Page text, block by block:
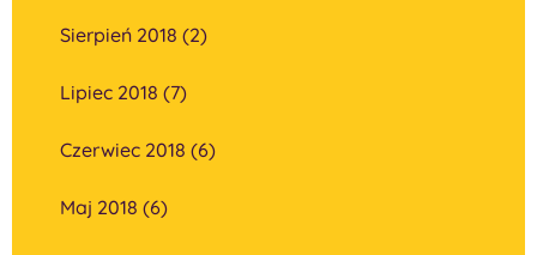
Sierpień 2018 (2)
Lipiec 2018 (7)
Czerwiec 2018 (6)
Maj 2018 (6)